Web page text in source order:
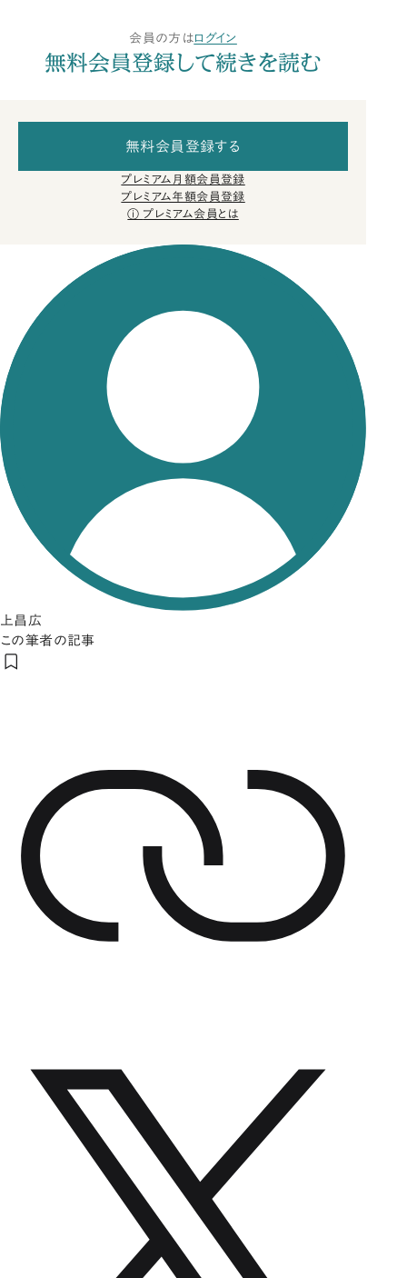
会員の方はログイン
無料会員登録して続きを読む
無料会員登録する
プレミアム月額会員登録
プレミアム年額会員登録
プレミアム会員とは
上昌広
この筆者の記事